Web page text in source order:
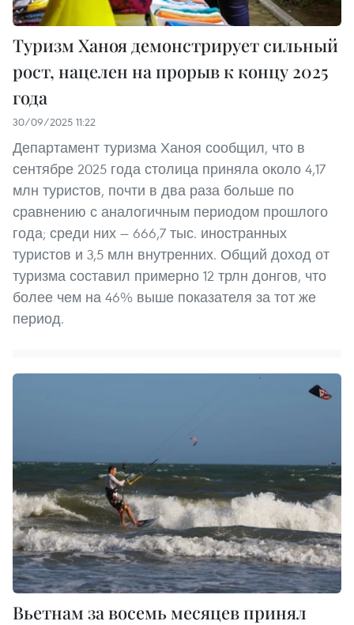
Туризм Ханоя демонстрирует сильный
рост, нацелен на прорыв к концу 2025
года
30/09/2025 11:22
Департамент туризма Ханоя сообщил, что в
сентябре 2025 года столица приняла около 4,17
млн туристов, почти в два раза больше по
сравнению с аналогичным периодом прошлого
года; среди них — 666,7 тыс. иностранных
туристов и 3,5 млн внутренних. Общий доход от
туризма составил примерно 12 трлн донгов, что
более чем на 46% выше показателя за тот же
период.
Вьетнам за восемь месяцев принял